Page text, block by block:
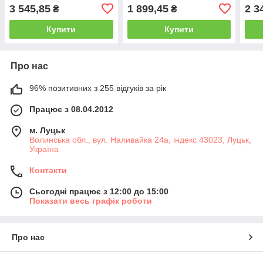
3 545,85 ₴
Купити
1 899,45₴
Купити
2
Про нас
96% позитивних з 255 відгуків за рік
Працює з 08.04.2012
м. Луцьк
Волинська обл., вул. Наливайка 24а, індекс 43023, Луцьк,
Україна
Контакти
Сьогодні працює з 12:00 до 15:00
Показати весь графік роботи
Про нас